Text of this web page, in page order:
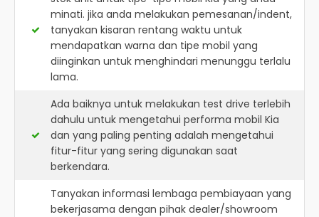
minati. jika anda melakukan pemesanan/indent,
tanyakan kisaran rentang waktu untuk
mendapatkan warna dan tipe mobil yang
diinginkan untuk menghindari menunggu terlalu
lama.
Ada baiknya untuk melakukan test drive terlebih
dahulu untuk mengetahui performa mobil Kia
dan yang paling penting adalah mengetahui
fitur-fitur yang sering digunakan saat
berkendara.
Tanyakan informasi lembaga pembiayaan yang
bekerjasama dengan pihak dealer/showroom